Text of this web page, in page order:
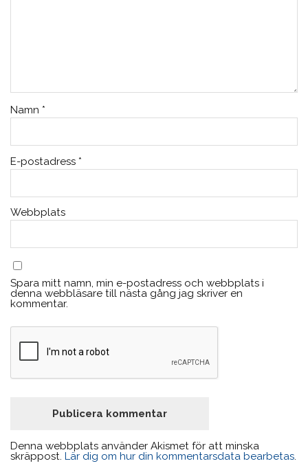
Namn *
E-postadress *
Webbplats
Spara mitt namn, min e-postadress och webbplats i
denna webbläsare till nästa gång jag skriver en
kommentar.
Denna webbplats använder Akismet för att minska
skräppost.Lär dig om hur din kommentarsdata bearbetas.